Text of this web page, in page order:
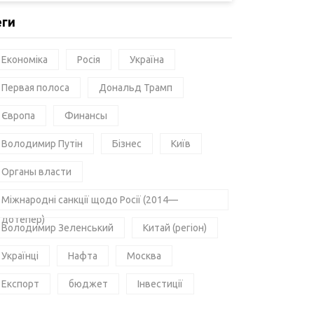
Економіка Росія Україна
Первая полоса Дональд Трамп
Європа Финансы
Володимир Путін Бізнес Київ
Органы власти
Міжнародні санкції щодо Росії (2014—
дотепер)
Володимир Зеленський Китай (регіон)
Українці Нафта Москва
Експорт бюджет Інвестиції